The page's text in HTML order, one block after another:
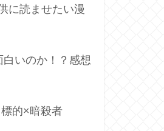
に読ませたい漫
白いのか！？感想
標的×暗殺者